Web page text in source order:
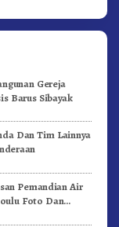
Gereja
Barus Sibayak
Dan Tim Lainnya
Pemandian Air
Foto Dan